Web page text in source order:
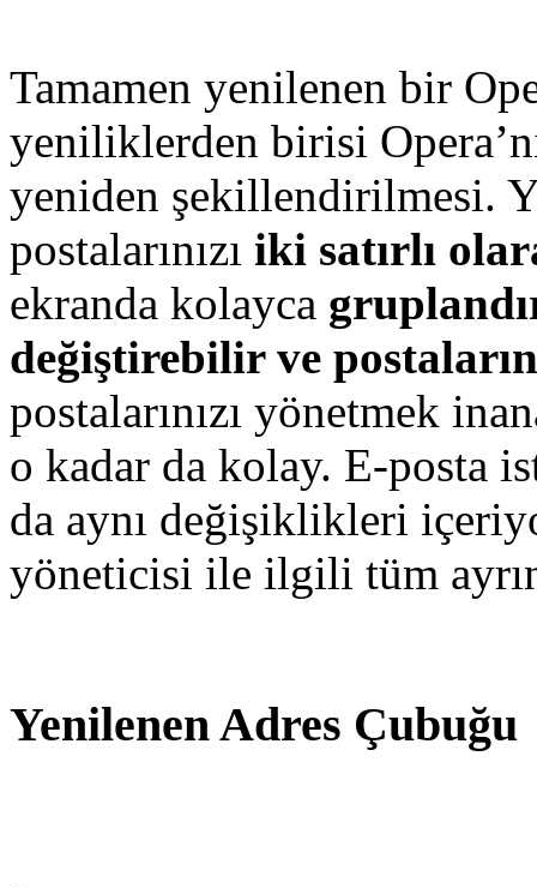
Tamamen yenilenen bir
yeniliklerden birisi
yeniden şekillendirilmesi.
postalarınızı iki satırlı
ekranda kolayca
değiştirebilir ve
postalarınızı yönetmek
o kadar da kolay. E-posta
da aynı değişiklikleri
yöneticisi ile ilgili tüm
Yenilenen Adres Çubuğu